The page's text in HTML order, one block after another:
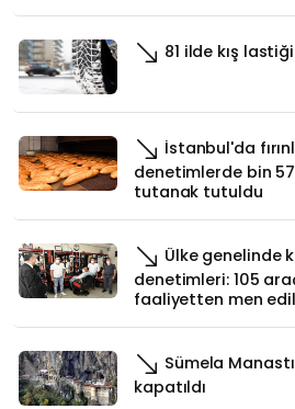
81 ilde kış
İstanbul'da
denetimlerde bin
tutanak tutuldu
Ülke genelinde
denetimleri: 105
faaliyetten men
Sümela
kapatıldı